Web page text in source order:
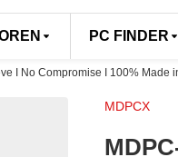
PC FINDER
I No Compromise I 100% Made
MDPCX